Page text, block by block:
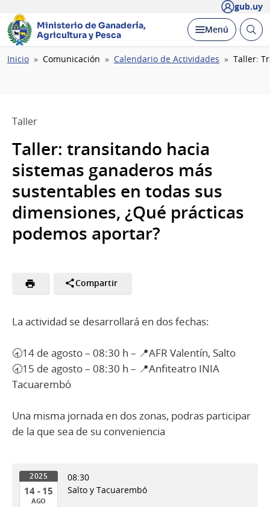
gub.uy
Ministerio de Ganadería,
Agricultura y Pesca
Desplegar
Menú Abrir
Ruta
Inicio Comunicación Calendario de Actividades Taller:
Taller
Taller: transitando hacia
sistemas ganaderos más
sustentables en todas sus
dimensiones, ¿Qué prácticas
podemos aportar?
Compartir
La actividad se desarrollará en dos fechas:
🕣14 de agosto – 08:30 h – 📍AFR Valentín, Salto
🕣15 de agosto – 08:30 h – 📍Anfiteatro INIA
Tacuarembó
Una misma jornada en dos zonas, podras participar
de la que sea de su conveniencia
2025
14 - 15
AGO
08:30
Salto y Tacuarembó